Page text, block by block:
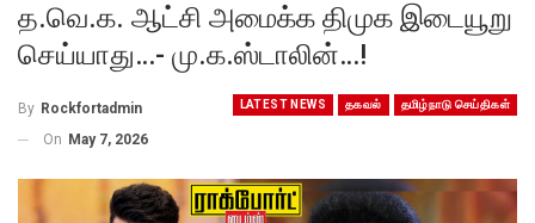
த.வெ.க. ஆட்சி அமைக்க திமுக இடையூறு
செய்யாது…- மு.க.ஸ்டாலின்…!
LATEST NEWS தகவல் தமிழ்நாடு செய்திகள்
By Rockfortadmin
On May 7, 2026